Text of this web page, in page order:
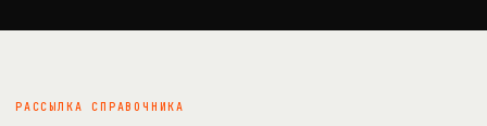
РАССЫЛКА СПРАВОЧНИКА